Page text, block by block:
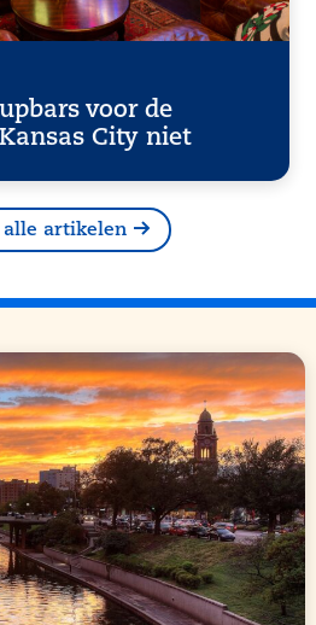
voor de
City niet
alle artikelen